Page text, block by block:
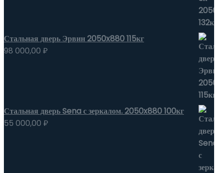
Стальная дверь Эрвин 2050x880 115кг
98 000,00 ₽
Стальная дверь Sena с зеркалом. 2050x880 100кг
55 000,00 ₽